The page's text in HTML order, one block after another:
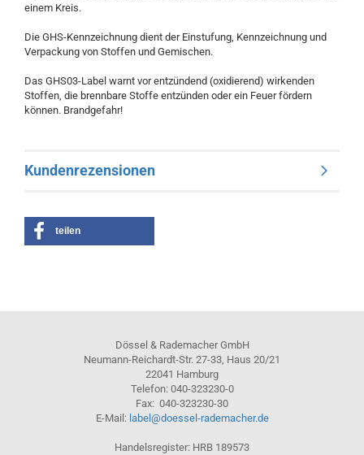
einem Kreis.
Die GHS-Kennzeichnung dient der Einstufung, Kennzeichnung und
Verpackung von Stoffen und Gemischen.
Das GHS03-Label warnt vor entzündend (oxidierend) wirkenden
Stoffen, die brennbare Stoffe entzünden oder ein Feuer fördern
können. Brandgefahr!
Kundenrezensionen
teilen
Dössel & Rademacher GmbH
Neumann-Reichardt-Str. 27-33, Haus 20/21
22041 Hamburg
Telefon: 040-323230-0
Fax: 040-323230-30
E-Mail: label@doessel-rademacher.de
Handelsregister: HRB 189573